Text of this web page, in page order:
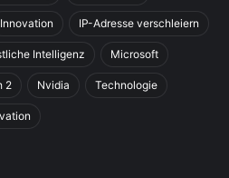
Innovation IP-Adresse verschleiern
Intelligenz Microsoft
2 Nvidia Technologie